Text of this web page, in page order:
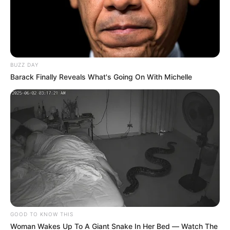
Colprensa
Precios de Corabastos en el día de hoy.
Por:
Anthonny José Galindo Florian
Mayo 11, 2026
BUZZ DAY
Barack Finally Reveals What's Going On With Michelle
GOOD TO KNOW THIS
Woman Wakes Up To A Giant Snake In Her Bed — Watch The